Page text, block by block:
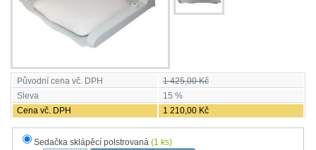
Původní cena vč. DPH
1 425,00 Kč
Sleva
15 %
Cena vč. DPH
1 210,00 Kč
Sedačka sklápěcí polstrovaná (1 ks)